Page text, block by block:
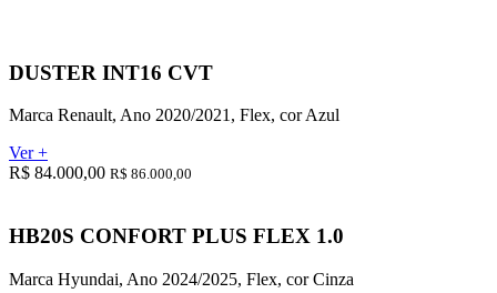
DUSTER INT16 CVT
Marca Renault, Ano 2020/2021, Flex, cor Azul
Ver +
R$ 84.000,00 R$ 86.000,00
HB20S CONFORT PLUS FLEX 1.0
Marca Hyundai, Ano 2024/2025, Flex, cor Cinza